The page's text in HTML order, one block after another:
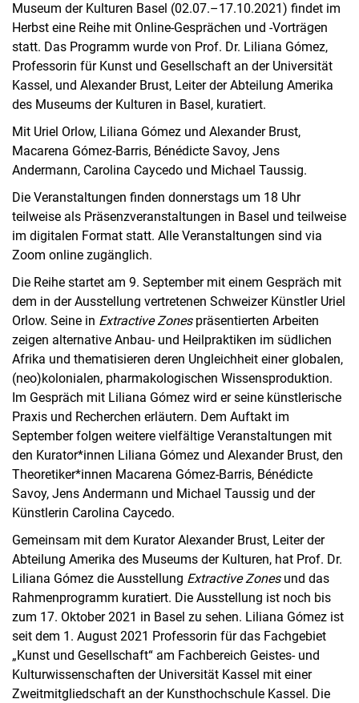
Museum der Kulturen Basel (02.07.–17.10.2021) findet im
Herbst eine Reihe mit Online-Gesprächen und -Vorträgen
statt. Das Programm wurde von Prof. Dr. Liliana Gómez,
Professorin für Kunst und Gesellschaft an der Universität
Kassel, und Alexander Brust, Leiter der Abteilung Amerika
des Museums der Kulturen in Basel, kuratiert.
Mit Uriel Orlow, Liliana Gómez und Alexander Brust,
Macarena Gómez-Barris, Bénédicte Savoy, Jens
Andermann, Carolina Caycedo und Michael Taussig.
Die Veranstaltungen finden donnerstags um 18 Uhr
teilweise als Präsenzveranstaltungen in Basel und teilweise
im digitalen Format statt. Alle Veranstaltungen sind via
Zoom online zugänglich.
Die Reihe startet am 9. September mit einem Gespräch mit
dem in der Ausstellung vertretenen Schweizer Künstler Uriel
Orlow. Seine in Extractive Zonespräsentierten Arbeiten
zeigen alternative Anbau- und Heilpraktiken im südlichen
Afrika und thematisieren deren Ungleichheit einer globalen,
(neo)kolonialen, pharmakologischen Wissensproduktion.
Im Gespräch mit Liliana Gómez wird er seine künstlerische
Praxis und Recherchen erläutern. Dem Auftakt im
September folgen weitere vielfältige Veranstaltungen mit
den Kurator*innen Liliana Gómez und Alexander Brust, den
Theoretiker*innen Macarena Gómez-Barris, Bénédicte
Savoy, Jens Andermann und Michael Taussig und der
Künstlerin Carolina Caycedo.
Gemeinsam mit dem Kurator Alexander Brust, Leiter der
Abteilung Amerika des Museums der Kulturen, hat Prof. Dr.
Liliana Gómez die Ausstellung Extractive Zonesund das
Rahmenprogramm kuratiert. Die Ausstellung ist noch bis
zum 17. Oktober 2021 in Basel zu sehen. Liliana Gómez ist
seit dem 1. August 2021 Professorin für das Fachgebiet
„Kunst und Gesellschaft“ am Fachbereich Geistes- und
Kulturwissenschaften der Universität Kassel mit einer
Zweitmitgliedschaft an der Kunsthochschule Kassel. Die